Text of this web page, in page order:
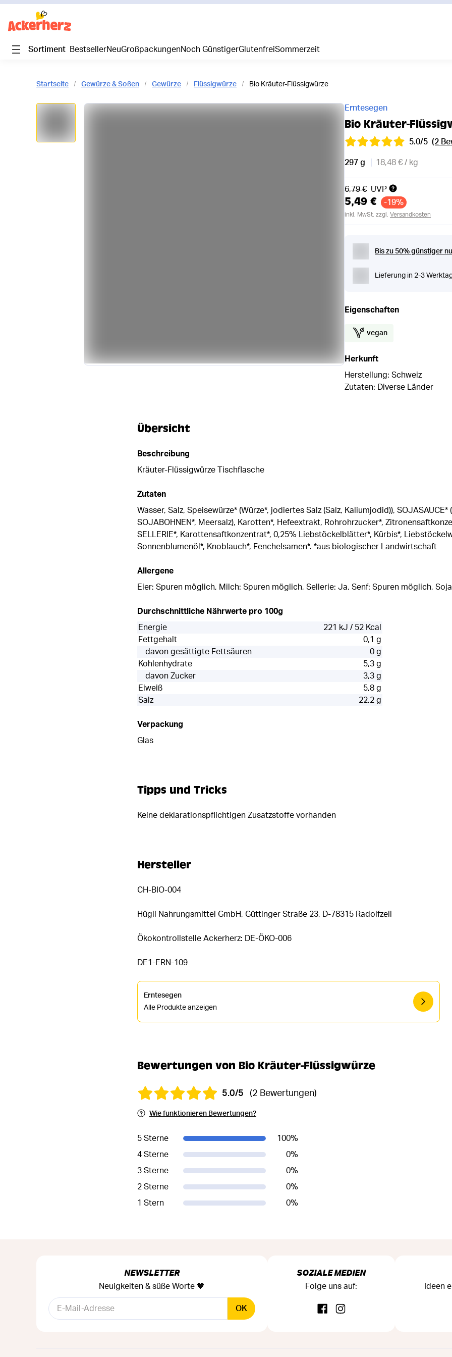
Sortiment Bestseller Neu Großpackungen Noch Günstiger Glutenfrei Sommerzeit
Startseite Gewürze & Soßen Gewürze Flüssigwürze Bio Kräuter-Flüssigwürze
Erntesegen
Bio Kräuter-
5.0/5 (2
297 g 18,48 € / kg
Alter Preis
6,79 € UVP
5,49 € -19%
inkl. MwSt. zzgl. Versandkosten
Bis zu 50% günstiger
Lieferung in 2-3
Eigenschaften
vegan
Herkunft
Herstellung: Schweiz
Zutaten: Diverse Länder
Übersicht
Beschreibung
Kräuter-Flüssigwürze Tischflasche
Zutaten
Wasser, Salz, Speisewürze* (Würze*, jodiertes Salz (Salz, Kaliumjodid)), SOJASAUCE*
SOJABOHNEN*, Meersalz), Karotten*, Hefeextrakt, Rohrohrzucker*,
SELLERIE*, Karottensaftkonzentrat*, 0,25% Liebstöckelblätter*, Kürbis*,
Sonnenblumenöl*, Knoblauch*, Fenchelsamen*. *aus biologischer Landwirtschaft
Allergene
Eier: Spuren möglich, Milch: Spuren möglich, Sellerie: Ja, Senf: Spuren möglich,
Durchschnittliche Nährwerte pro 100g
Energie
221 kJ / 52 Kcal
Fettgehalt
0,1 g
davon gesättigte Fettsäuren
0 g
Kohlenhydrate
5,3 g
davon Zucker
3,3 g
Eiweiß
5,8 g
Salz
22,2 g
Verpackung
Glas
Tipps und Tricks
Keine deklarationspflichtigen Zusatzstoffe vorhanden
Hersteller
CH-BIO-004
Hügli Nahrungsmittel GmbH, Güttinger Straße 23, D-78315 Radolfzell
Ökokontrollstelle Ackerherz: DE-ÖKO-006
DE1-ERN-109
Erntesegen
Alle Produkte anzeigen
Bewertungen von Bio Kräuter-Flüssigwürze
5.0/5 (2 Bewertungen)
Wie funktionieren Bewertungen?
5 Sterne 100%
4 Sterne
0%
3 Sterne
0%
2 Sterne
0%
1 Stern
0%
NEWSLETTER
Neuigkeiten & süße Worte 🧡
OK
SOZIALE MEDIEN
Folge uns auf: Ideen